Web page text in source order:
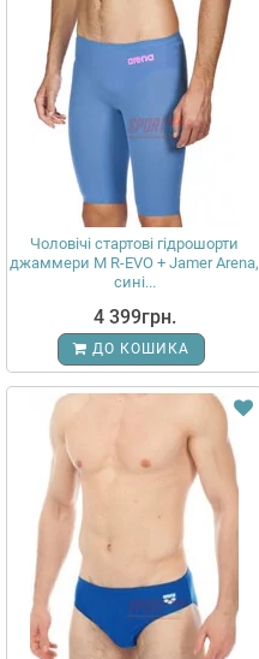
Чоловічі стартові гідрошорти
джаммери M R-EVO + Jamer Arena,
сині...
4 399грн.
ДО КОШИКА